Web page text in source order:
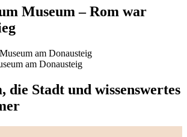
Museum – Rom war
am Donausteig
die Stadt und wissenswertes